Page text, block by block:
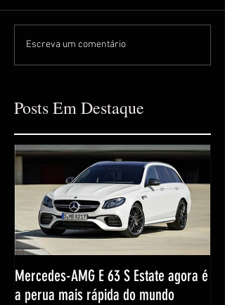
Escreva um comentário
Posts Em Destaque
Mercedes-AMG E 63 S Estate agora é
a perua mais rápida do mundo